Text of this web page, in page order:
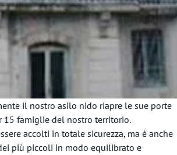
il nostro asilo nido riapre le sue porte
15 famiglie del nostro territorio.
accolti in totale sicurezza, ma è anche
più piccoli in modo equilibrato e